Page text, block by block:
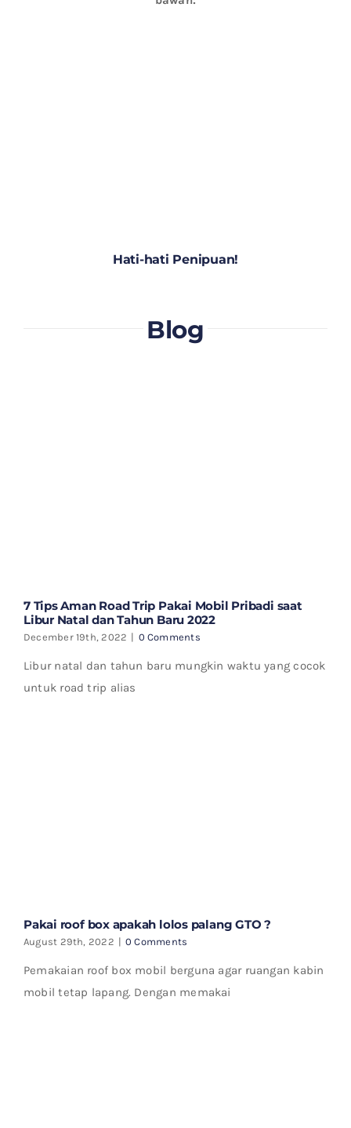
Hati-hati Penipuan!
Blog
7 Tips Aman Road Trip Pakai Mobil Pribadi saat
Libur Natal dan Tahun Baru 2022
December 19th, 2022 | 0 Comments
Libur natal dan tahun baru mungkin waktu yang cocok
untuk road trip alias
Pakai roof box apakah lolos palang GTO ?
August 29th, 2022 | 0 Comments
Pemakaian roof box mobil berguna agar ruangan kabin
mobil tetap lapang. Dengan memakai